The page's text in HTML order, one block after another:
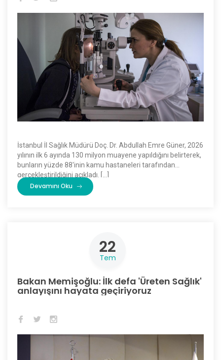
İstanbul İl Sağlık Müdürü Doç. Dr. Abdullah Emre Güner, 2026
yılının ilk 6 ayında 130 milyon muayene yapıldığını belirterek,
bunların yüzde 88'inin kamu hastaneleri tarafından
gerçekleştirildiğini açıkladı. […]
Devamını Oku
22
Tem
Bakan Memişoğlu: İlk defa 'Üreten Sağlık'
anlayışını hayata geçiriyoruz